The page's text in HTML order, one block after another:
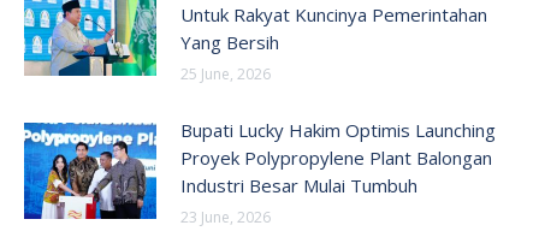
Untuk Rakyat Kuncinya Pemerintahan
Yang Bersih
25 June, 2026
Bupati Lucky Hakim Optimis Launching
Proyek Polypropylene Plant Balongan
Industri Besar Mulai Tumbuh
23 June, 2026